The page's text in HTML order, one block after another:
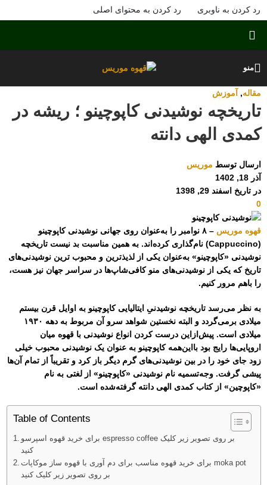
رد کردن به ناوبری رد کردن به محتوای اصلی
منو
مقاله,آموزش
تاریخچه نوشیدنی کاپوچینو ؛ ریشه در
کمدی الهی دانته
ارسال توسط موریس
آذر 18, 1402
در تاریخ اسفند 29, 1398
0
قهوه موریس
– ۸ نوامبر را به‌عنوان روی جهانی نوشیدنی کاپوچینو
(Cappuccino) نام‌گذاری کرده‌اند. به همین مناسبت بد نیست تاریخچه
نوشیدنی «کاپوچینو» به‌عنوان یکی از لذیذترین و محبوب ترین نوشیدنی‌های
تاریخ که یکی از نوشیدنی‌های منو کافی‌شاپ‌ها در سراسر جهان نیز هست،
را باهم مرور کنیم.
به نظر می‌رسد تاریخچه نوشیدنیِ ایتالیایی کاپوچینو به اوایل قرن بیستم
میلادی برمی‌گردد و البته نخستین شواهد سرو آن مربوط به دهه ۱۹۳۰
میلادی است. پیش‌ازاین درست کردن انواع نوشیدنی با قهوه میان
اروپایی‌ها رایج بود بااین‌همه کاپوچینو به عنوان یک نوشیدنی محبوب خیلی
زود جای خود را در بین نوشیدنی‌های گرم دیگر باز کرد و تقریباً از تمام آن‌ها
پیشی گرفت. وجه‌تسمیه نام نوشیدنی «کاپوچینو» از لغتی به نام
«کاپوچین» از کتاب کمدی الهی دانته گرفته‌شده است.
Table of Contents
برای خرید قهوه اسپرسو espresso coffee بر روی تصویر زیر کلیک
کنید
برای خرید قهوه مناسب برای دم آوری با قهوه ساز موکاپات moka pot
بر روی تصویر زیر کلیک کنید